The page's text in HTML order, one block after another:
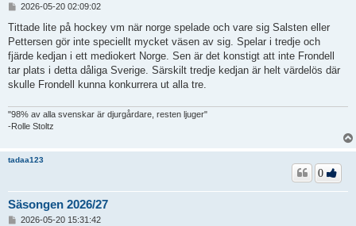
l
ä
g
g
2026-05-20 02:09:02
Tittade lite på hockey vm när norge spelade och vare sig Salsten eller
Pettersen gör inte speciellt mycket väsen av sig. Spelar i tredje och
fjärde kedjan i ett mediokert Norge. Sen är det konstigt att inte Frondell
tar plats i detta dåliga Sverige. Särskilt tredje kedjan är helt värdelös där
skulle Frondell kunna konkurrera ut alla tre.
"98% av alla svenskar är djurgårdare, resten ljuger"
-Rolle Stoltz
tadaa123
Säsongen 2026/27
0
2026-05-20 15:31:42